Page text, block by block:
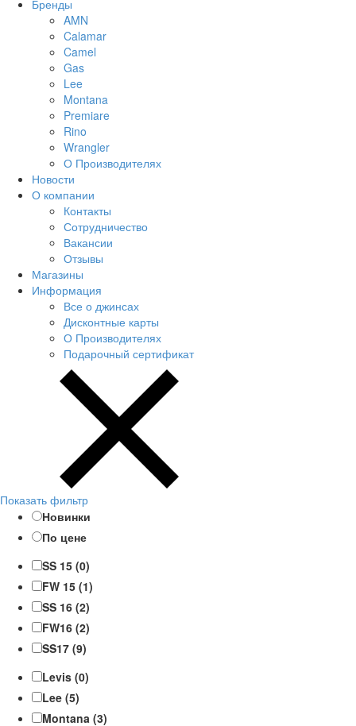
Бренды
AMN
Calamar
Camel
Gas
Lee
Montana
Premiare
Rino
Wrangler
О Производителях
Новости
О компании
Контакты
Сотрудничество
Вакансии
Отзывы
Магазины
Информация
Все о джинсах
Дисконтные карты
О Производителях
Подарочный сертификат
Показать фильтр
Новинки
По цене
SS 15 (0)
FW 15 (1)
SS 16 (2)
FW16 (2)
SS17 (9)
Levis (0)
Lee (5)
Montana (3)